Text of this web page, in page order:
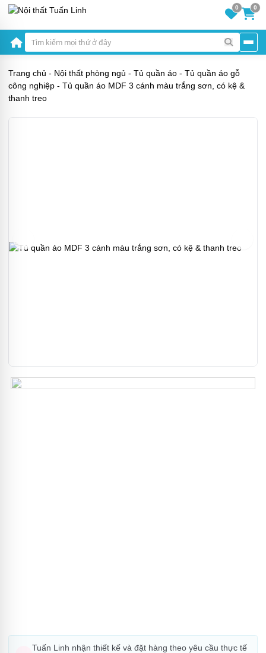
0 0
Trang chủ - Nội thất phòng ngủ - Tủ quần áo - Tủ quần áo gỗ
công nghiệp - Tủ quần áo MDF 3 cánh màu trắng sơn, có kệ &
thanh treo
Tuấn Linh nhận thiết kế và đặt hàng theo yêu cầu thực tế